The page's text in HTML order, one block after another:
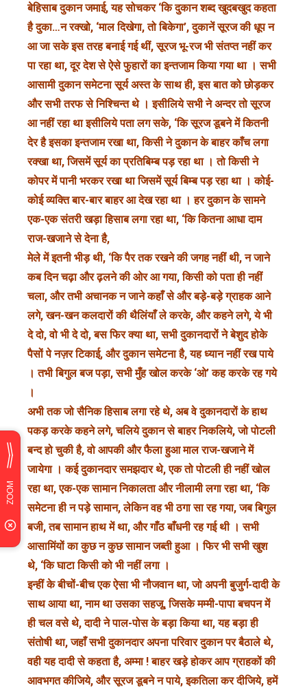
बेहिसाब दुकान जमाई, यह सोचकर ‘कि दुकान शब्द खुदबखुद कहता
है दुका…न रक्खो, ‘माल दिखेगा, तो बिकेगा’, दुकानें सूरज की धूप न
आ जा सके इस तरह बनाई गई थीं, सूरज भू-रज भी संतप्त नहीं कर
पा रहा था, दूर देश से ऐसे फुहारों का इन्तजाम किया गया था । सभी
आसामी दुकान समेटना सूर्य अस्त के साथ ही, इस बात को छोड़कर
और सभी तरफ से निश्चिन्त थे । इसीलिये सभी ने अन्दर तो सूरज
आ नहीं रहा था इसीलिये पता लग सके, ‘कि सूरज डूबने में कितनी
देर है इसका इन्तजाम रखा था, किसी ने दुकान के बाहर काँच लगा
रक्खा था, जिसमें सूर्य का प्रतिबिम्ब पड़ रहा था । तो किसी ने
कोपर में पानी भरकर रखा था जिसमें सूर्य बिम्ब पड़ रहा था । कोई-
कोई व्यक्ति बार-बार बाहर आ देख रहा था । हर दुकान के सामने
एक-एक संतरी खड़ा हिसाब लगा रहा था, ‘कि कितना आधा दाम
राज-खजाने से देना है,
मेले में इतनी भीड़ थी, ‘कि पैर तक रखने की जगह नहीं थी, न जाने
कब दिन चढ़ा और ढ़लने की ओर आ गया, किसी को पता ही नहीं
चला, और तभी अचानक न जाने कहाँ से और बड़े-बड़े ग्राहक आने
लगे, खन-खन कलदारों की थैलिंयाँ ले करके, और कहने लगे, ये भी
दे दो, वो भी दे दो, बस फिर क्या था, सभी दुकानदारों ने बेशुद होके
पैसों पे नज़र टिकाई, और दुकान समेटना है, यह ध्यान नहीं रख पाये
। तभी बिगुल बज पड़ा, सभी मुँह खोल करके ‘ओ’ कह करके रह गये
।
अभी तक जो सैनिक हिसाब लगा रहे थे, अब वे दुकानदारों के हाथ
पकड़ करके कहने लगे, चलिये दुकान से बाहर निकलिये, जो पोटली
बन्द हो चुकी है, वो आपकी और फैला हुआ माल राज-खजाने में
जायेगा । कई दुकानदार समझदार थे, एक तो पोटली ही नहीं खोल
रहा था, एक-एक सामान निकालता और नीलामी लगा रहा था, ‘कि
समेटना ही न पड़े सामान, लेकिन वह भी ठगा सा रह गया, जब बिगुल
बजी, तब सामान हाथ में था, और गाँठ बाँधनी रह गई थी । सभी
आसामिंयों का कुछ न कुछ सामान जब्ती हुआ । फिर भी सभी खुश
थे, ‘कि घाटा किसी को भी नहीं लगा ।
इन्हीं के बीचों-बीच एक ऐसा भी नौजवान था, जो अपनी बुजुर्ग-दादी के
साथ आया था, नाम था उसका सहजू, जिसके मम्मी-पापा बचपन में
ही चल वसे थे, दादी ने पाल-पोस के बड़ा किया था, यह बड़ा ही
संतोषी था, जहाँ सभी दुकानदार अपना परिवार दुकान पर बैठाले थे,
वही यह दादी से कहता है, अम्मा ! बाहर खड़े होकर आप ग्राहकों की
आवभगत कीजिये, और सूरज डूबने न पाये, इकतिला कर दीजिये, हमें